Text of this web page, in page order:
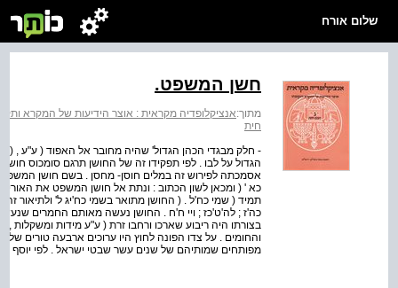
שלום אורח
חשן המשפט.
מתוך:אנציקלופדיה מקראית : אוצר הידיעות של המקרא
חית
- חלק מבגדי הכהן הגדול' שהיה מחובר אל האפוד ( ע"ע , (
אסמכתה לפירוש זה במלים חוסן- מחסן . בשם חושן
כא ' ( ומכאן לשון הכתוב : ונתת אל חושן המשפט את
תמיד ( שמי כח'ל . ( החושן מתואר בשמי כח'יג ל' ולתיאור זה
כה'ז ; לה'ט'כז ; ויי ח'ח . החושן נעשה מאותם החמרים
בצורתו היה ריבוע שארכו ורחבו זרת ( ע"ע מידות ומשקלות ,
והחומים . על צדו הפונה לחוץ היו ערוכים ארבעה טורים
מפותחים שמותיהם של שנים עשר שבטי ישראל . לפי יוסף